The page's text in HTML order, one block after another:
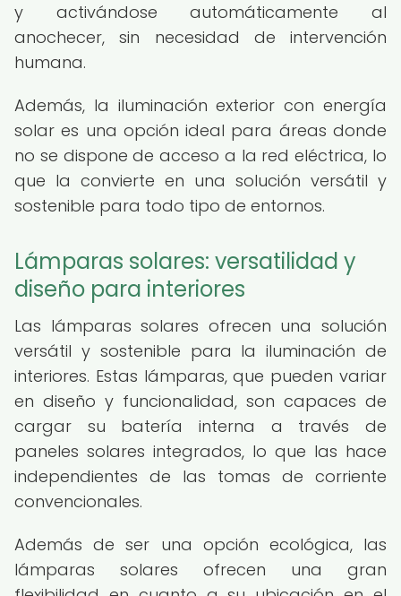
y activándose automáticamente al
anochecer, sin necesidad de intervención
humana.
Además, la iluminación exterior con energía
solar es una opción ideal para áreas donde
no se dispone de acceso a la red eléctrica, lo
que la convierte en una solución versátil y
sostenible para todo tipo de entornos.
Lámparas solares: versatilidad y
diseño para interiores
Las lámparas solares ofrecen una solución
versátil y sostenible para la iluminación de
interiores. Estas lámparas, que pueden variar
en diseño y funcionalidad, son capaces de
cargar su batería interna a través de
paneles solares integrados, lo que las hace
independientes de las tomas de corriente
convencionales.
Además de ser una opción ecológica, las
lámparas solares ofrecen una gran